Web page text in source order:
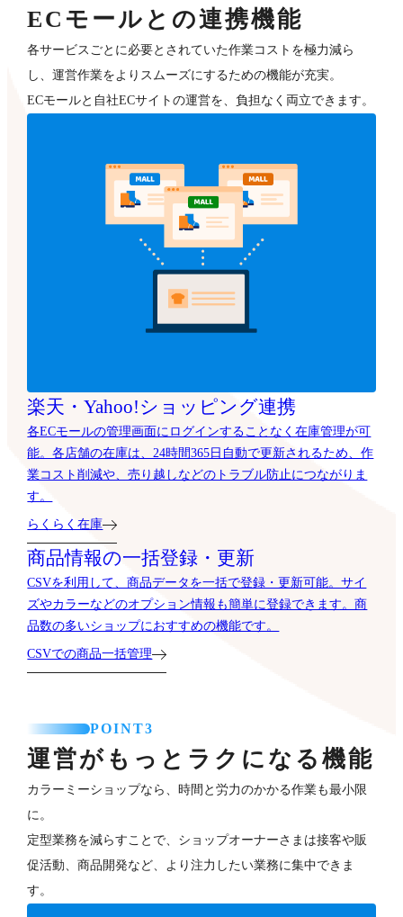
ECモールとの連携機能
各サービスごとに必要とされていた作業コストを極力減ら
し、運営作業をよりスムーズにするための機能が充実。
ECモールと自社ECサイトの運営を、負担なく両立できます。
楽天・Yahoo!ショッピング連携
各ECモールの管理画面にログインすることなく在庫管理が可
能。各店舗の在庫は、24時間365日自動で更新されるため、作
業コスト削減や、売り越しなどのトラブル防止につながりま
す。
らくらく在庫
商品情報の一括登録・更新
CSVを利用して、商品データを一括で登録・更新可能。サイ
ズやカラーなどのオプション情報も簡単に登録できます。商
品数の多いショップにおすすめの機能です。
CSVでの商品一括管理
POINT3
運営がもっとラクになる機能
カラーミーショップなら、時間と労力のかかる作業も最小限
に。
定型業務を減らすことで、ショップオーナーさまは接客や販
促活動、商品開発など、より注力したい業務に集中できま
す。